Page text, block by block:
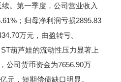
。第一季度，公司营业收入
；归母净利润亏损2895.83
万元，由盈转亏。
葫芦娃的流动性压力显著上
公司货币资金为7656.90万
元，短期偿债缺口明显。